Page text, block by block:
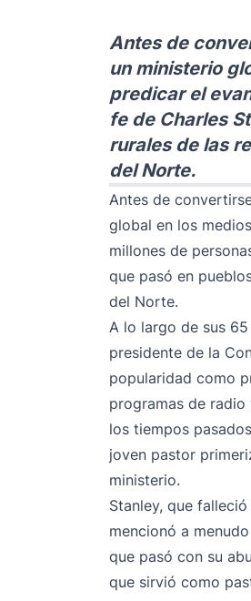
Antes de
un ministerio
predicar el
fe de Charles
rurales de las
del Norte.
Antes de
global en los
millones de
que pasó en
del Norte.
A lo largo de sus
presidente de la
popularidad como
programas de
los tiempos
joven pastor
ministerio.
Stanley, que falleció
mencionó a
que pasó con su
que sirvió como